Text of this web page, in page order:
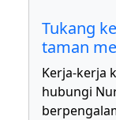
Tukang
taman
Kerja-kerja
hubungi